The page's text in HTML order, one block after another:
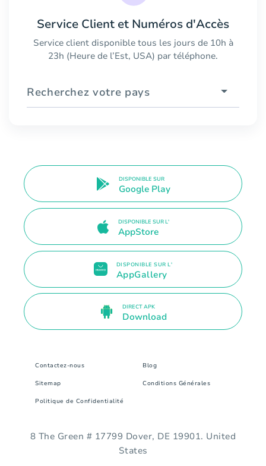
Service Client et Numéros d'Accès
Service client disponible tous les jours de 10h à
23h (Heure de l’Est, USA) par téléphone.
Recherchez votre pays
DISPONIBLE SUR
Google Play
DISPONIBLE SUR L'
AppStore
DISPONIBLE SUR L'
AppGallery
DIRECT APK
Download
Contactez-nous Blog
Sitemap Conditions Générales
Politique de Confidentialité
8 The Green # 17799 Dover, DE 19901. United
States